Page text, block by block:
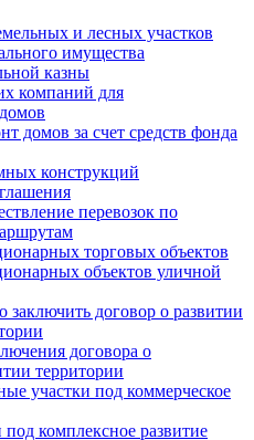
и лесных участков
имущества
казны
компаний для
домов за счет средств фонда
конструкций
перевозок по
торговых объектов
объектов уличной
договор о развитии
договора о
территории
участки под коммерческое
комплексное развитие